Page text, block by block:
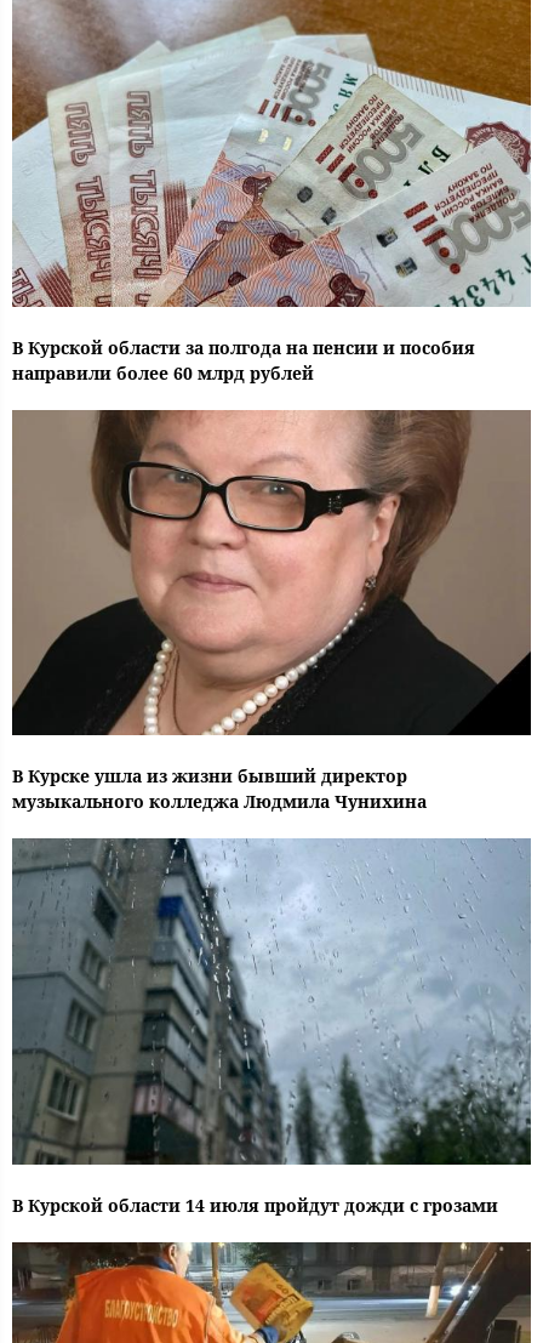
В Курской области за полгода на пенсии и пособия
направили более 60 млрд рублей
В Курске ушла из жизни бывший директор
музыкального колледжа Людмила Чунихина
В Курской области 14 июля пройдут дожди с грозами